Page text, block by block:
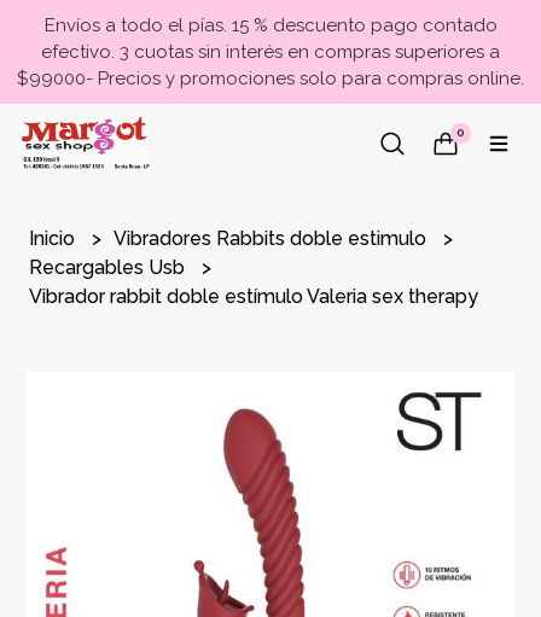
Envíos a todo el pías. 15 % descuento pago contado
efectivo. 3 cuotas sin interés en compras superiores a
$99000- Precios y promociones solo para compras online.
0
Inicio
Vibradores Rabbits doble estimulo
Recargables Usb
Vibrador rabbit doble estímulo Valeria sex therapy